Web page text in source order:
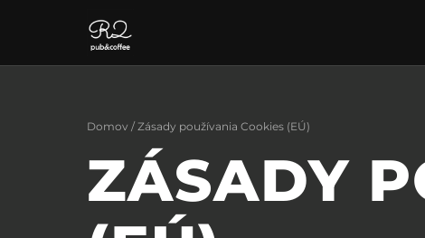
Domov / Zásady používania Cookies (EÚ)
ZÁSADY